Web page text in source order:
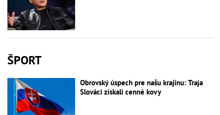
ŠPORT
Obrovský úspech pre našu krajinu: Traja
Slováci získali cenné kovy